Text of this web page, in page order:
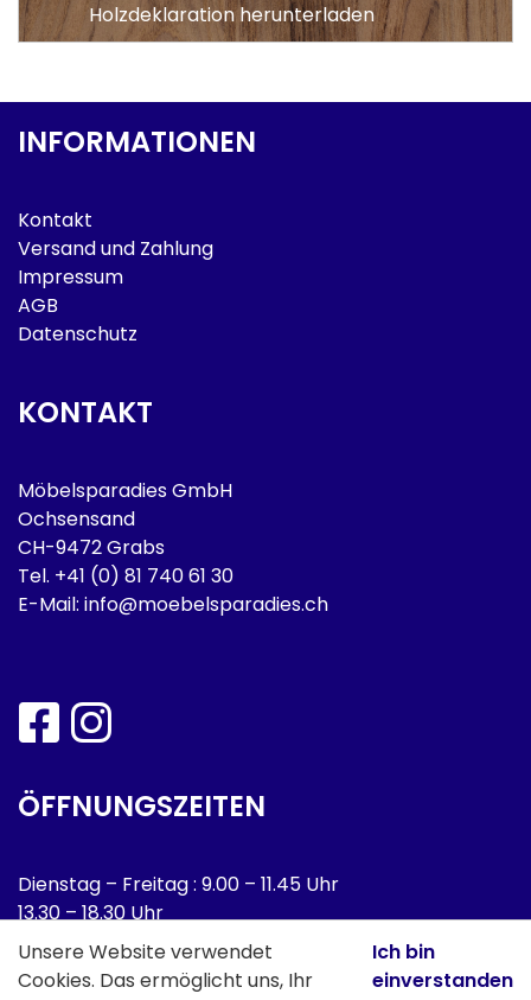
Holzdeklaration herunterladen
INFORMATIONEN
Kontakt
Versand und Zahlung
Impressum
AGB
Datenschutz
KONTAKT
Möbelsparadies GmbH
Ochsensand
CH-9472 Grabs
Tel. +41 (0) 81 740 61 30
E-Mail: info@moebelsparadies.ch
ÖFFNUNGSZEITEN
Dienstag – Freitag : 9.00 – 11.45 Uhr
13.30 – 18.30 Uhr
Samstag : 9.00 – 16.00 Uhr
Unsere Website verwendet
Cookies. Das ermöglicht uns, Ihr
Ich bin
einverstanden